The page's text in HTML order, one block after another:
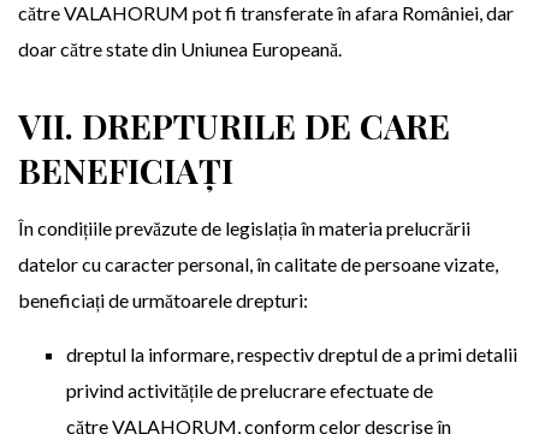
către VALAHORUM pot fi transferate în afara României, dar
doar către state din Uniunea Europeană.
VII. DREPTURILE DE CARE
BENEFICIAȚI
În condițiile prevăzute de legislația în materia prelucrării
datelor cu caracter personal, în calitate de persoane vizate,
beneficiați de următoarele drepturi:
dreptul la informare, respectiv dreptul de a primi detalii
privind activitățile de prelucrare efectuate de
către VALAHORUM, conform celor descrise în